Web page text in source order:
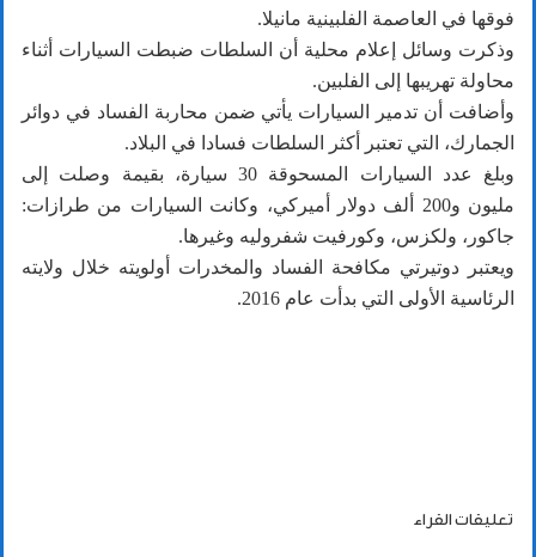
فوقها في العاصمة الفلبينية مانيلا.
وذكرت وسائل إعلام محلية أن السلطات ضبطت السيارات أثناء
محاولة تهريبها إلى الفلبين.
وأضافت أن تدمير السيارات يأتي ضمن محاربة الفساد في دوائر
الجمارك، التي تعتبر أكثر السلطات فسادا في البلاد.
وبلغ عدد السيارات المسحوقة 30 سيارة، بقيمة وصلت إلى
مليون و200 ألف دولار أميركي، وكانت السيارات من طرازات:
جاكور، ولكزس، وكورفيت شفروليه وغيرها.
ويعتبر دوتيرتي مكافحة الفساد والمخدرات أولويته خلال ولايته
الرئاسية الأولى التي بدأت عام 2016.
تعليقات القراء